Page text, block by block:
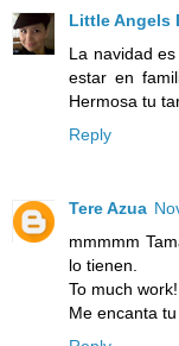
Little Angels
La navidad
estar en
Hermosa tu
Reply
Tere Azua
mmmmm
lo tienen.
To much work!
Me encanta